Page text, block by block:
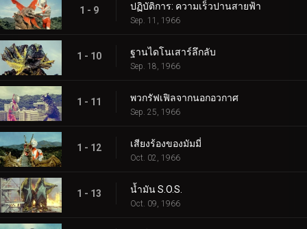
1 - 9 ปฏิบัติการ: ความเร็วปานสายฟ้า
Sep. 11, 1966
1 - 10 ฐานไดโนเสาร์ลึกลับ
Sep. 18, 1966
1 - 11 พวกรัฟเฟิลจากนอกอวกาศ
Sep. 25, 1966
1 - 12 เสียงร้องของมัมมี่
Oct. 02, 1966
1 - 13 น้ำมัน S.O.S.
Oct. 09, 1966